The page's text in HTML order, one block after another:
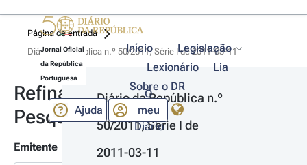
Jornal Oficial
da República
Portuguesa
Início
Legislação
Lexionário
Lia
Sobre o DR
Ajuda
O
meu
Diário
Página de entrada
Diário da República n.º 50/2011, Série I de 2011-03-11
Refinar
Pesquisa
Emitente
Diário da República n.º
50/2011, Série I de
2011-03-11